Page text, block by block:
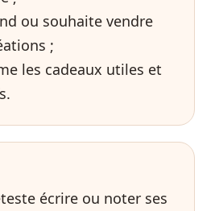
ou souhaite vendre
;
les cadeaux utiles et
écrire ou noter ses